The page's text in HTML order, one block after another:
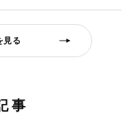
見る
事